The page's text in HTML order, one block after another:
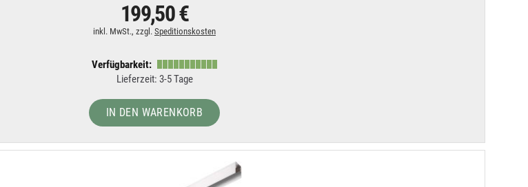
199,50 €
inkl. MwSt., zzgl. Speditionskosten
Verfügbarkeit:
Lieferzeit: 3-5 Tage
IN DEN WARENKORB